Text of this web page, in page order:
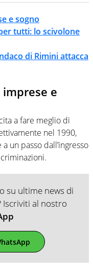
e sogno
tutti: lo scivolone
di Rimini attacca
e
a fare meglio di
nel 1990,
un passo dall’ingresso
su ultime news di
Iscriviti al nostro